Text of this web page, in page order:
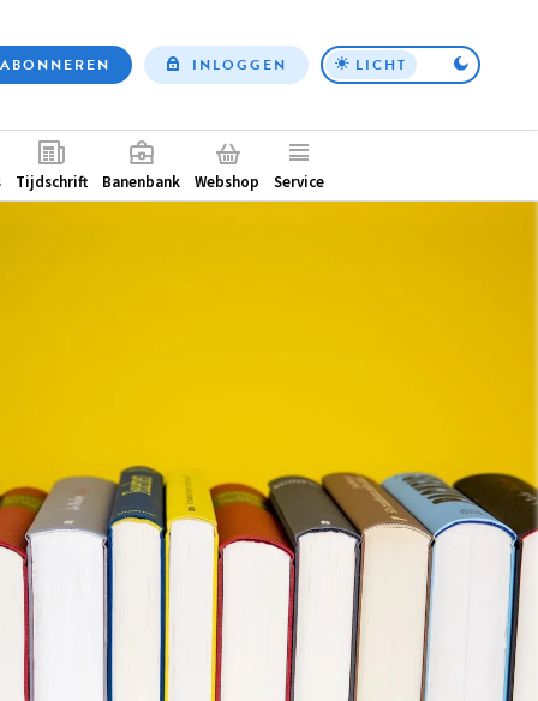
Top
ABONNEREN INLOGGEN LICHT
Tijdschrift Banenbank Webshop Service